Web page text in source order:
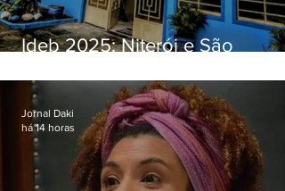
Ideb 2025: Niterói e São
distintos no ensino médio; veja
Jornal Daki
há 14 horas